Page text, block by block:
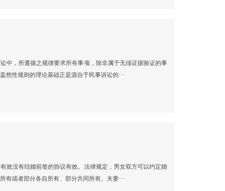
中，所遵循之规律要求所有事项，除非属于无须证据验证的事
性规则的理论基础正是源自于民事诉讼的···
效没有结婚前签的协议有效。法律规定，男女双方可以约定婚
或者部分各自所有、部分共同所有。夫妻···